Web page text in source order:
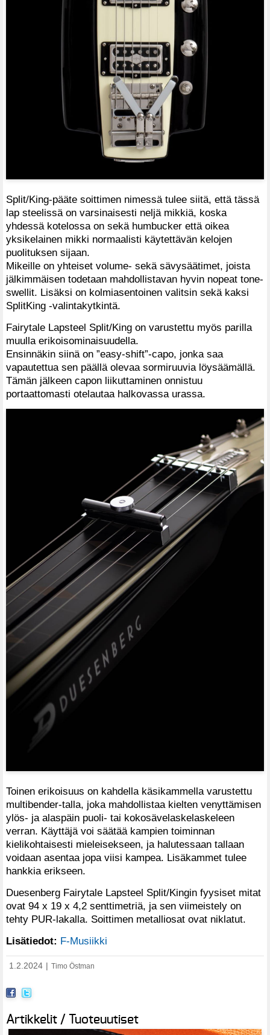
Split/King-pääte soittimen nimessä tulee siitä, että tässä
lap steelissä on varsinaisesti neljä mikkiä, koska
yhdessä kotelossa on sekä humbucker että oikea
yksikelainen mikki normaalisti käytettävän kelojen
puolituksen sijaan.
Mikeille on yhteiset volume- sekä sävysäätimet, joista
jälkimmäisen todetaan mahdollistavan hyvin nopeat tone-
swellit. Lisäksi on kolmiasentoinen valitsin sekä kaksi
SplitKing -valintakytkintä.
Fairytale Lapsteel Split/King on varustettu myös parilla
muulla erikoisominaisuudella.
Ensinnäkin siinä on ”easy-shift”-capo, jonka saa
vapautettua sen päällä olevaa sormiruuvia löysäämällä.
Tämän jälkeen capon liikuttaminen onnistuu
portaattomasti otelautaa halkovassa urassa.
Toinen erikoisuus on kahdella käsikammella varustettu
multibender-talla, joka mahdollistaa kielten venyttämisen
ylös- ja alaspäin puoli- tai kokosävelaskelaskeleen
verran. Käyttäjä voi säätää kampien toiminnan
kielikohtaisesti mieleisekseen, ja halutessaan tallaan
voidaan asentaa jopa viisi kampea. Lisäkammet tulee
hankkia erikseen.
Duesenberg Fairytale Lapsteel Split/Kingin fyysiset mitat
ovat 94 x 19 x 4,2 senttimetriä, ja sen viimeistely on
tehty PUR-lakalla. Soittimen metalliosat ovat niklatut.
Lisätiedot: F-Musiikki
1.2.2024 Timo Östman
Artikkelit / Tuoteuutiset